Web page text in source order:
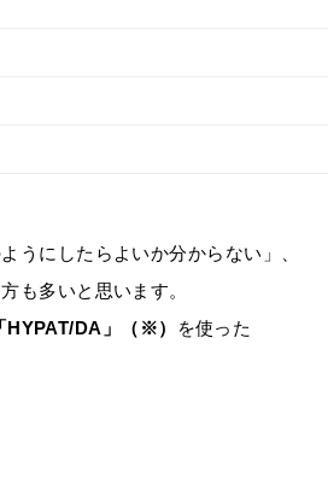
うにしたらよいか分からない」、
も多いと思います。
HYPAT/DA」（※）
を使った